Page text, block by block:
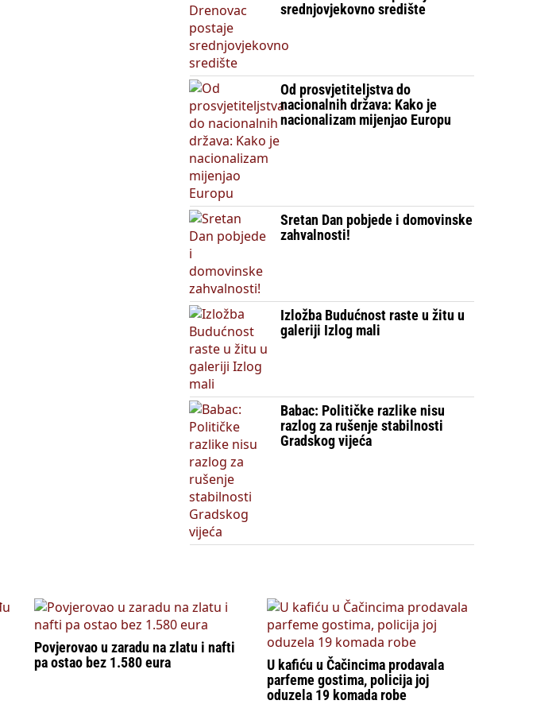
srednjovjekovno središte
Od prosvjetiteljstva do
nacionalnih država: Kako je
nacionalizam mijenjao Europu
Sretan Dan pobjede i domovinske
zahvalnosti!
Izložba Budućnost raste u žitu u
galeriji Izlog mali
Babac: Političke razlike nisu
razlog za rušenje stabilnosti
Gradskog vijeća
Povjerovao u zaradu na zlatu i nafti
pa ostao bez 1.580 eura
U kafiću u Čačincima prodavala
parfeme gostima, policija joj
oduzela 19 komada robe